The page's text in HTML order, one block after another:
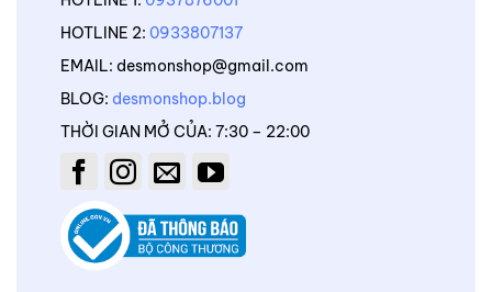
HOTLINE 2: 0933807137
EMAIL: desmonshop@gmail.com
BLOG: desmonshop.blog
THỜI GIAN MỞ CỦA: 7:30 – 22:00